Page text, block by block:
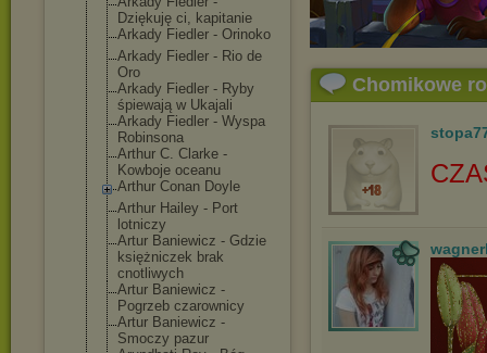
Dziękuję ci, kapitanie
Arkady Fiedler - Orinoko
Arkady Fiedler - Rio de
Oro
Arkady Fiedler - Ryby
śpiewają w Ukajali
Arkady Fiedler - Wyspa
Robinsona
Arthur C. Clarke -
Kowboje oceanu
Arthur Conan Doyle
Arthur Hailey - Port
lotniczy
Artur Baniewicz - Gdzie
księżniczek brak
cnotliwych
Artur Baniewicz -
Pogrzeb czarownicy
Artur Baniewicz -
Smoczy pazur
Chomikowe